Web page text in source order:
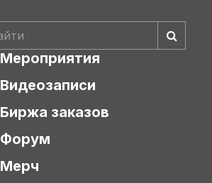
Мероприятия
Видеозаписи
Биржа заказов
Форум
Мерч